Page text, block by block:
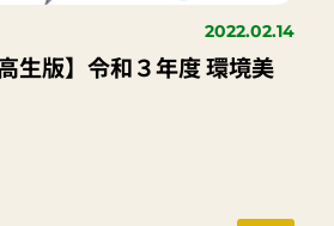
2022.02.14
生版】令和３年度 環境美